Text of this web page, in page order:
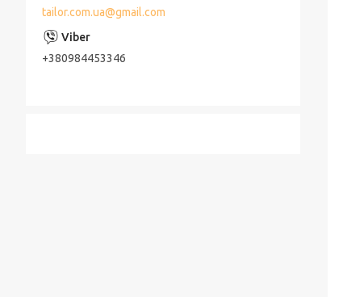
tailor.com.ua@gmail.com
+380984453346